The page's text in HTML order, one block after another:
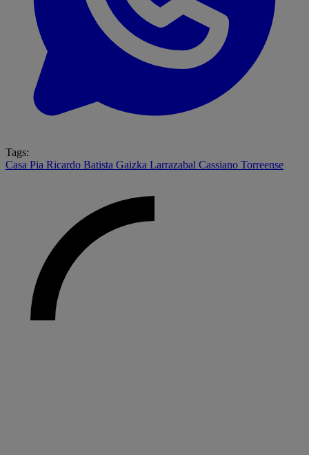
Tags:
Casa Pia Ricardo Batista Gaizka Larrazabal Cassiano Torreense